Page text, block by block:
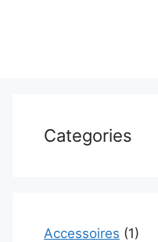
Categories
Accessoires (1)